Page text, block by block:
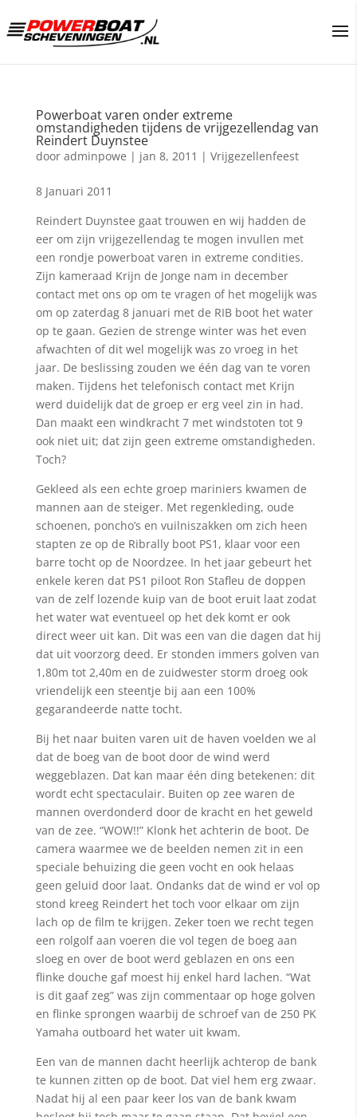
Powerboat varen onder extreme
omstandigheden tijdens de vrijgezellendag van
Reindert Duynstee
door adminpowe | jan 8, 2011 | Vrijgezellenfeest
8 Januari 2011
Reindert Duynstee gaat trouwen en wij hadden de
eer om zijn vrijgezellendag te mogen invullen met
een rondje powerboat varen in extreme condities.
Zijn kameraad Krijn de Jonge nam in december
contact met ons op om te vragen of het mogelijk was
om op zaterdag 8 januari met de RIB boot het water
op te gaan. Gezien de strenge winter was het even
afwachten of dit wel mogelijk was zo vroeg in het
jaar. De beslissing zouden we één dag van te voren
maken. Tijdens het telefonisch contact met Krijn
werd duidelijk dat de groep er erg veel zin in had.
Dan maakt een windkracht 7 met windstoten tot 9
ook niet uit; dat zijn geen extreme omstandigheden.
Toch?
Gekleed als een echte groep mariniers kwamen de
mannen aan de steiger. Met regenkleding, oude
schoenen, poncho’s en vuilniszakken om zich heen
stapten ze op de Ribrally boot PS1, klaar voor een
barre tocht op de Noordzee. In het jaar gebeurt het
enkele keren dat PS1 piloot Ron Stafleu de doppen
van de zelf lozende kuip van de boot eruit laat zodat
het water wat eventueel op het dek komt er ook
direct weer uit kan. Dit was een van die dagen dat hij
dat uit voorzorg deed. Er stonden immers golven van
1,80m tot 2,40m en de zuidwester storm droeg ook
vriendelijk een steentje bij aan een 100%
gegarandeerde natte tocht.
Bij het naar buiten varen uit de haven voelden we al
dat de boeg van de boot door de wind werd
weggeblazen. Dat kan maar één ding betekenen: dit
wordt echt spectaculair. Buiten op zee waren de
mannen overdonderd door de kracht en het geweld
van de zee. “WOW!!” Klonk het achterin de boot. De
camera waarmee we de beelden nemen zit in een
speciale behuizing die geen vocht en ook helaas
geen geluid door laat. Ondanks dat de wind er vol op
stond kreeg Reindert het toch voor elkaar om zijn
lach op de film te krijgen. Zeker toen we recht tegen
een rolgolf aan voeren die vol tegen de boeg aan
sloeg en over de boot werd geblazen en ons een
flinke douche gaf moest hij enkel hard lachen. “Wat
is dit gaaf zeg” was zijn commentaar op hoge golven
en flinke sprongen waarbij de schroef van de 250 PK
Yamaha outboard het water uit kwam.
Een van de mannen dacht heerlijk achterop de bank
te kunnen zitten op de boot. Dat viel hem erg zwaar.
Nadat hij al een paar keer los van de bank kwam